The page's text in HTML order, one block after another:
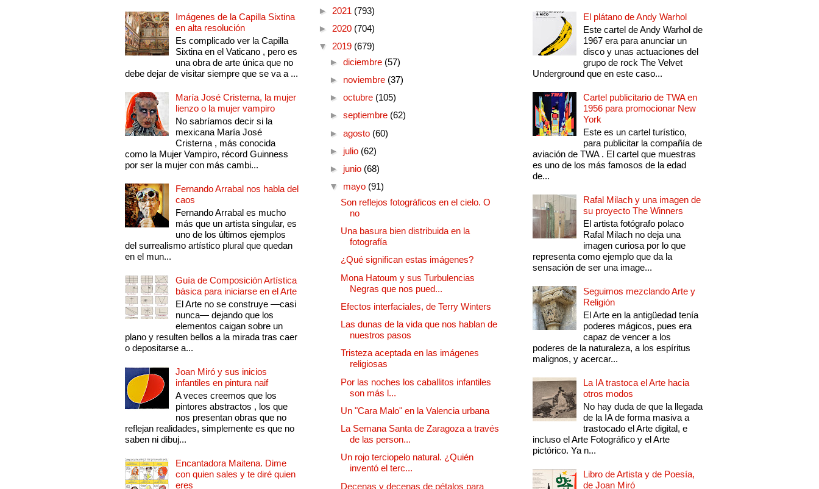
Imágenes de la Capilla Sixtina
en alta resolución
Es complicado ver la Capilla
Sixtina en el Vaticano , pero es
una obra de arte única que no
debe dejar de visitar siempre que se va a ...
María José Cristerna, la mujer
lienzo o la mujer vampiro
No sabríamos decir si la
mexicana María José
Cristerna , más conocida
como la Mujer Vampiro, récord Guinness
por ser la mujer con más cambi...
Fernando Arrabal nos habla del
caos
Fernando Arrabal es mucho
más que un artista singular, es
uno de los últimos ejemplos
del surrealismo artístico plural que quedan
en el mun...
Guía de Composición Artística
básica para iniciarse en el Arte
El Arte no se construye —casi
nunca— dejando que los
elementos caigan sobre un
plano y resulten bellos a la mirada tras caer
o depositarse a...
Joan Miró y sus inicios
infantiles en pintura naif
A veces creemos que los
pintores abstractos , los que
nos presentan obras que no
reflejan realidades, simplemente es que no
saben ni dibuj...
Encantadora Maitena. Dime
con quien sales y te diré quien
eres
► 2021 (793)
► 2020 (704)
▼ 2019 (679)
► diciembre (57)
► noviembre (37)
► octubre (105)
► septiembre (62)
► agosto (60)
► julio (62)
► junio (68)
▼ mayo (91)
Son reflejos fotográficos en el cielo. O
no
Una basura bien distribuida en la
fotografía
¿Qué significan estas imágenes?
Mona Hatoum y sus Turbulencias
Negras que nos pued...
Efectos interfaciales, de Terry Winters
Las dunas de la vida que nos hablan de
nuestros pasos
Tristeza aceptada en las imágenes
religiosas
Por las noches los caballitos infantiles
son más l...
Un "Cara Malo" en la Valencia urbana
La Semana Santa de Zaragoza a través
de las person...
Un rojo terciopelo natural. ¿Quién
inventó el terc...
Decenas y decenas de pétalos para
El plátano de Andy Warhol
Este cartel de Andy Warhol de
1967 era para anunciar un
disco y unas actuaciones del
grupo de rock The Velvet
Underground que en este caso...
Cartel publicitario de TWA en
1956 para promocionar New
York
Este es un cartel turístico,
para publicitar la compañía de
aviación de TWA . El cartel que muestras
es uno de los más famosos de la edad
de...
Rafal Milach y una imagen de
su proyecto The Winners
El artista fotógrafo polaco
Rafal Milach no deja una
imagen curiosa por lo que
representa como ejemplo que da la
sensación de ser una image...
Seguimos mezclando Arte y
Religión
El Arte en la antigüedad tenía
poderes mágicos, pues era
capaz de vencer a los
poderes de la naturaleza, a los espíritus
malignos, y acercar...
La IA trastoca el Arte hacia
otros modos
No hay duda de que la llegada
de la IA de forma masiva a
trastocado el Arte digital, e
incluso el Arte Fotográfico y el Arte
pictórico. Ya n...
Libro de Artista y de Poesía,
de Joan Miró